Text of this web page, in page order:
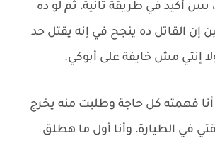
أكيد في طريقة تانية، ثم لو ده
القاتل ده ينجح في إنه يقتل حد
ولا إنتي مش خايفة على أبوكي.
أنا فهمته كل حاجة وطلبت منه يخرج
في الطيارة، وأنا أول ما هطلق